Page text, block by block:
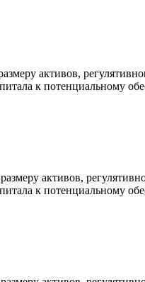
активов,
к потенциальному
активов,
к потенциальному